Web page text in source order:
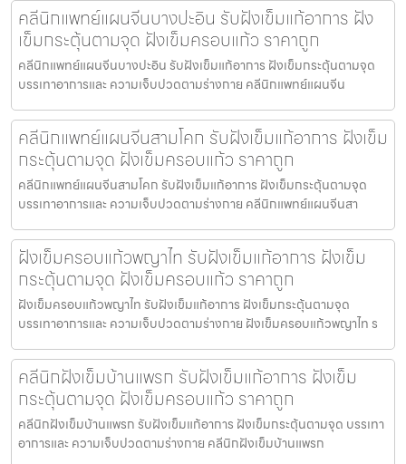
คลีนิกแพทย์แผนจีนบางปะอิน รับฝังเข็มแก้อาการ ฝัง
เข็มกระตุ้นตามจุด ฝังเข็มครอบแก้ว ราคาถูก
คลีนิกแพทย์แผนจีนบางปะอิน รับฝังเข็มแก้อาการ ฝังเข็มกระตุ้นตามจุด
บรรเทาอาการและ ความเจ็บปวดตามร่างกาย คลีนิกแพทย์แผนจีน
คลีนิกแพทย์แผนจีนสามโคก รับฝังเข็มแก้อาการ ฝังเข็ม
กระตุ้นตามจุด ฝังเข็มครอบแก้ว ราคาถูก
คลีนิกแพทย์แผนจีนสามโคก รับฝังเข็มแก้อาการ ฝังเข็มกระตุ้นตามจุด
บรรเทาอาการและ ความเจ็บปวดตามร่างกาย คลีนิกแพทย์แผนจีนสา
ฝังเข็มครอบแก้วพญาไท รับฝังเข็มแก้อาการ ฝังเข็ม
กระตุ้นตามจุด ฝังเข็มครอบแก้ว ราคาถูก
ฝังเข็มครอบแก้วพญาไท รับฝังเข็มแก้อาการ ฝังเข็มกระตุ้นตามจุด
บรรเทาอาการและ ความเจ็บปวดตามร่างกาย ฝังเข็มครอบแก้วพญาไท ร
คลีนิกฝังเข็มบ้านแพรก รับฝังเข็มแก้อาการ ฝังเข็ม
กระตุ้นตามจุด ฝังเข็มครอบแก้ว ราคาถูก
คลีนิกฝังเข็มบ้านแพรก รับฝังเข็มแก้อาการ ฝังเข็มกระตุ้นตามจุด บรรเทา
อาการและ ความเจ็บปวดตามร่างกาย คลีนิกฝังเข็มบ้านแพรก